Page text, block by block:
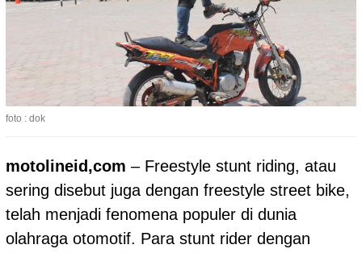
foto : dok
motolineid,com – Freestyle stunt riding, atau
sering disebut juga dengan freestyle street bike,
telah menjadi fenomena populer di dunia
olahraga otomotif. Para stunt rider dengan